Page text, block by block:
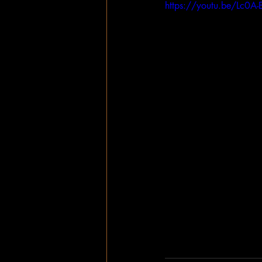
https://youtu.be/Lc0A-